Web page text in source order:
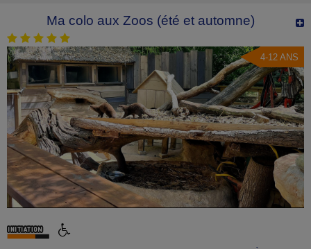
Ma colo aux Zoos (été et automne)
4-12 ANS